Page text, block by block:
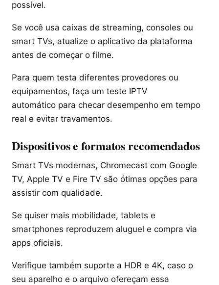
possível.
Se você usa caixas de streaming, consoles ou
smart TVs, atualize o aplicativo da plataforma
antes de começar o filme.
Para quem testa diferentes provedores ou
equipamentos, faça um teste IPTV
automático para checar desempenho em tempo
real e evitar travamentos.
Dispositivos e formatos recomendados
Smart TVs modernas, Chromecast com Google
TV, Apple TV e Fire TV são ótimas opções para
assistir com qualidade.
Se quiser mais mobilidade, tablets e
smartphones reproduzem aluguel e compra via
apps oficiais.
Verifique também suporte a HDR e 4K, caso o
seu aparelho e o arquivo ofereçam essa